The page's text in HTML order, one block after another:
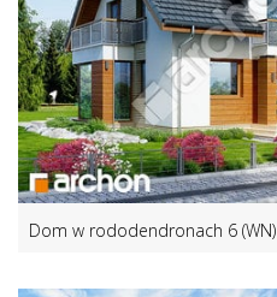
Dom w rododendronach 6 (WN)